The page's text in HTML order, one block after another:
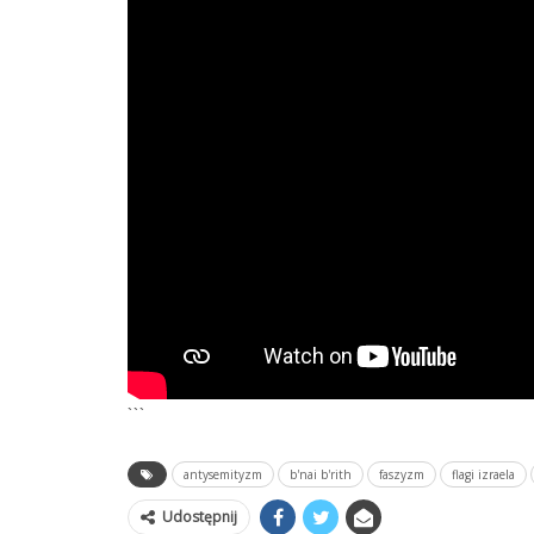
```
antysemityzm b'nai b'rith faszyzm flagi izraela
Udostępnij